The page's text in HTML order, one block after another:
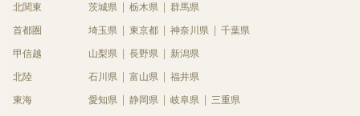
北関東
茨城県 栃木県 群馬県
首都圏 埼玉県 東京都 神奈川県 千葉県
甲信越 山梨県 長野県 新潟県
北陸 石川県 富山県 福井県
東海 愛知県 静岡県 岐阜県 三重県